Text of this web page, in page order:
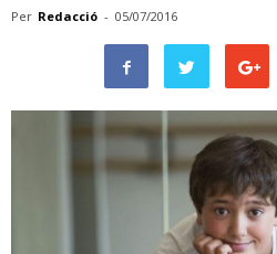
Per Redacció - 05/07/2016